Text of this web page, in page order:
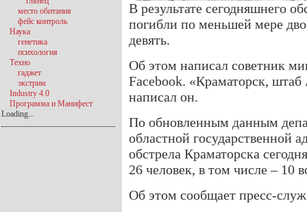
В результате сегодняшнего
погибли по меньшей мере
девять.
Об этом написал советник
Facebook. «Краматорск,
написал он.
По обновленным данным
областной государственной
обстрела Краматорска
26 человек, в том числе – 10
Об этом сообщает пресс-
место обитания
фейс контроль
Наука
генетика
психология
Техно
гаджет
экстрим
Industry 4.0
Программа и Манифест
Loading...